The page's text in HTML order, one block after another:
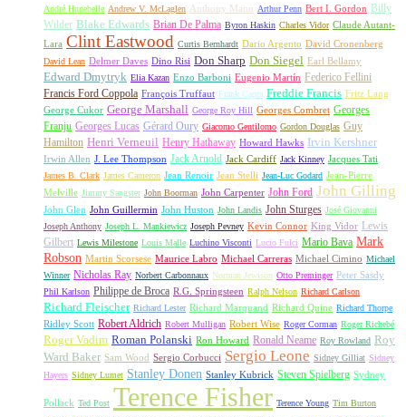
André Hunebelle Andrew V. McLaglen Anthony Mann Arthur Penn Bert I. Gordon Billy
Wilder Blake Edwards Brian De Palma Byron Haskin Charles Vidor Claude Autant-
Lara Clint Eastwood Curtis Bernhardt Dario Argento David Cronenberg
David Lean Delmer Daves Dino Risi Don Sharp Don Siegel Earl Bellamy
Edward Dmytryk Elia Kazan Enzo Barboni Eugenio Martín Federico Fellini
Francis Ford Coppola François Truffaut Frank Capra Freddie Francis Fritz Lang
George Cukor George Marshall George Roy Hill Georges Combret Georges
Franju Georges Lucas Gérard Oury Giacomo Gentilomo Gordon Douglas Guy
Hamilton Henri Verneuil Henry Hathaway Howard Hawks Irvin Kershner
Irwin Allen J. Lee Thompson Jack Arnold Jack Cardiff Jack Kinney Jacques Tati
James B. Clark James Cameron Jean Renoir Jean Stelli Jean-Luc Godard Jean-Pierre
Melville Jimmy Sangster John Boorman John Carpenter John Ford John Gilling
John Glen John Guillermin John Huston John Landis John Sturges José Giovanni
Joseph Anthony Joseph L. Mankiewicz Joseph Pevney Kevin Connor King Vidor Lewis
Gilbert Lewis Milestone Louis Malle Luchino Visconti Lucio Fulci Mario Bava Mark
Robson Martin Scorsese Maurice Labro Michael Carreras Michael Cimino Michael
Winner Nicholas Ray Norbert Carbonnaux Norman Jewison Otto Preminger Peter Sasdy
Phil Karlson Philippe de Broca R.G. Springsteen Ralph Nelson Richard Carlson
Richard Fleischer Richard Lester Richard Marquand Richard Quine Richard Thorpe
Ridley Scott Robert Aldrich Robert Mulligan Robert Wise Roger Corman Roger Richebé
Roger Vadim Roman Polanski Ron Howard Ronald Neame Roy Rowland Roy
Ward Baker Sam Wood Sergio Corbucci Sergio Leone Sidney Gilliat Sidney
Hayers Sidney Lumet Stanley Donen Stanley Kubrick Steven Spielberg Sydney
Pollack Ted Post Terence Fisher Terence Young Tim Burton